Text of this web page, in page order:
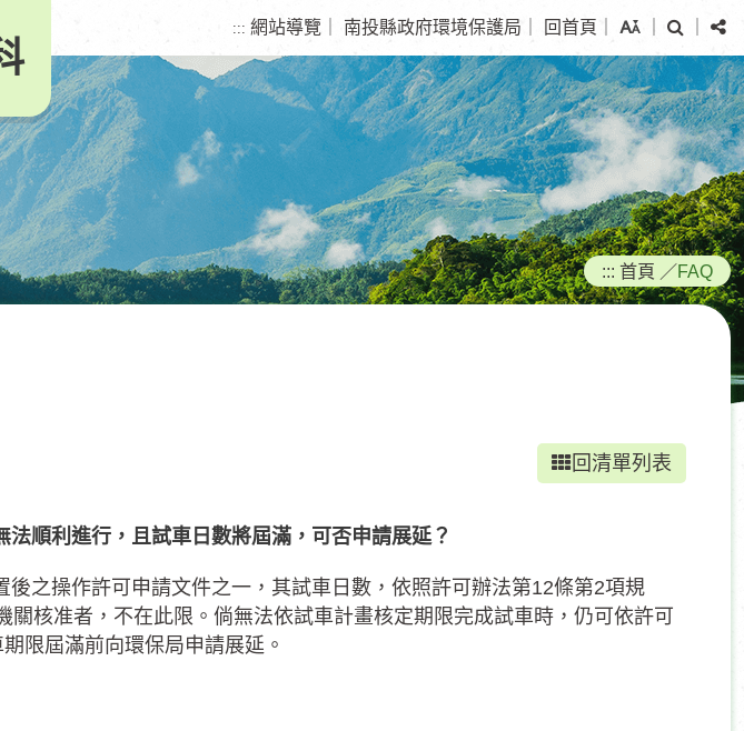
::: 網站導覽 南投縣政府環境保護局 回首頁
尋
分
享
::: 首頁 ／FAQ
回清單列表
法順利進行，且試車日數將屆滿，可否申請展延？
後之操作許可申請文件之一，其試車日數，依照許可辦法第12條第2項規
關核准者，不在此限。倘無法依試車計畫核定期限完成試車時，仍可依許可
限屆滿前向環保局申請展延。